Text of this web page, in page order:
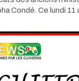
Condé. Ce lundi 11